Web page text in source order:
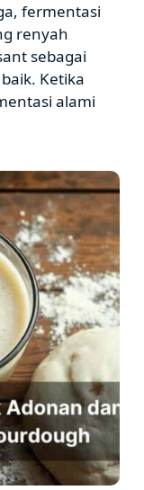
fermentasi
renyah
sebagai
Ketika
alami